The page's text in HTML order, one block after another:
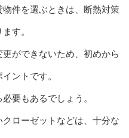
件を選ぶときは、断熱対策
す。
ができないため、初めから
ントです。
要もあるでしょう。
ローゼットなどは、十分な